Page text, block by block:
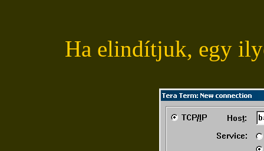
Ha elindítjuk, egy